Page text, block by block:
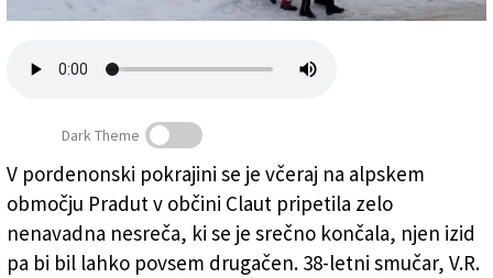
Založnik
Obvisel v strahovitem položaju
Dark Theme
V pordenonski pokrajini se je včeraj na alpskem
območju Pradut v občini Claut pripetila zelo
nenavadna nesreča, ki se je srečno končala, njen izid
pa bi bil lahko povsem drugačen. 38-letni smučar, V.R.